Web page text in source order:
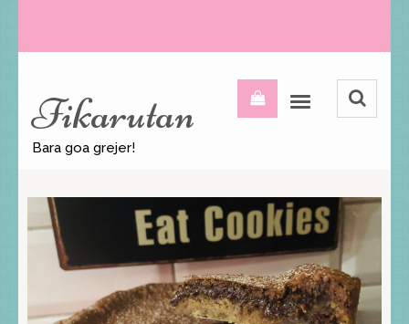
Fikarutan
Bara goa grejer!